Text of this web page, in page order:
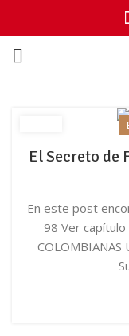
El Secreto de
En este post
98 Ver capítulo